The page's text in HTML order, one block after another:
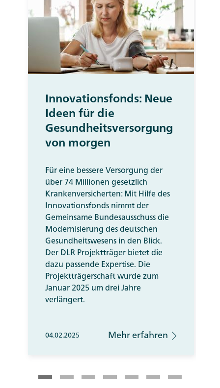
Innovationsfonds: Neue
Ideen für die
Gesundheitsversorgung
von morgen
Für eine bessere Versorgung der
über 74 Millionen gesetzlich
Krankenversicherten: Mit Hilfe des
Innovationsfonds nimmt der
Gemeinsame Bundesausschuss die
Modernisierung des deutschen
Gesundheitswesens in den Blick.
Der DLR Projektträger bietet die
dazu passende Expertise. Die
Projektträgerschaft wurde zum
Januar 2025 um drei Jahre
verlängert.
04.02.2025 Mehr erfahren